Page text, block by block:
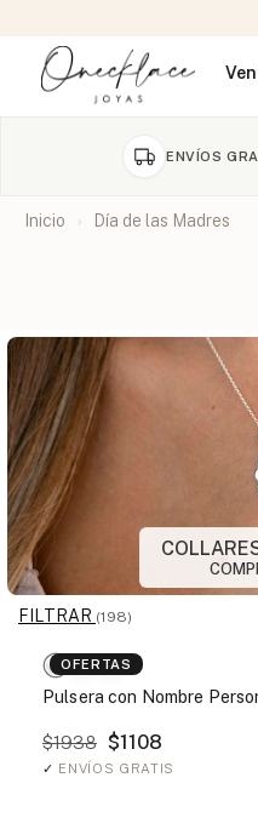
ENVÍOS
Inicio Día de las Madres
FILTRAR (198)
OFERTAS
Pulsera con Nombre
$1938 $1108
✓ ENVÍOS GRATIS